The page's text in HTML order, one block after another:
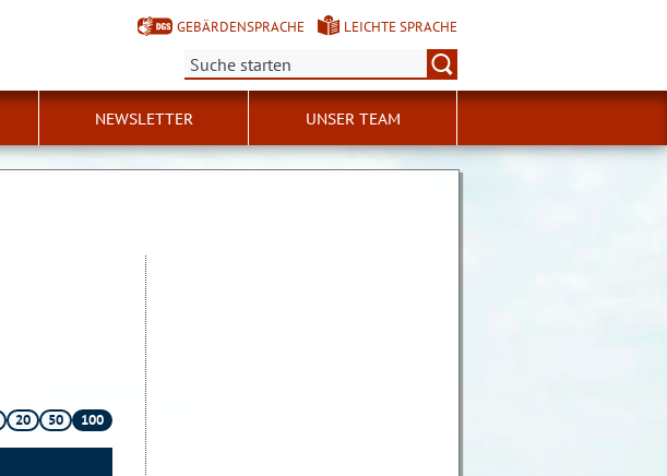
GEBÄRDENSPRACHE
LEICHTE SPRACHE
Suche:
NEWSLETTER UNSER TEAM
20 50 100